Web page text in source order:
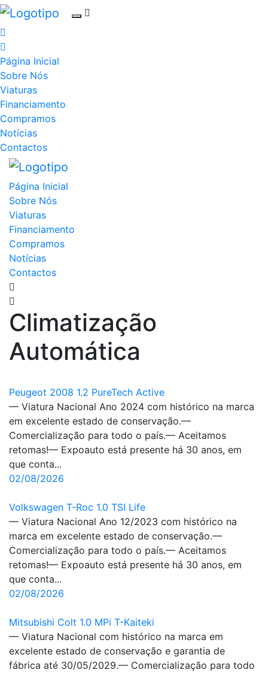
Página Inicial
Sobre Nós
Viaturas
Financiamento
Compramos
Notícias
Contactos
Página Inicial
Sobre Nós
Viaturas
Financiamento
Compramos
Notícias
Contactos
Climatização
Automática
Peugeot 2008 1.2 PureTech Active
— Viatura Nacional Ano 2024 com histórico na marca
em excelente estado de conservação.—
Comercialização para todo o país.— Aceitamos
retomas!— Expoauto está presente há 30 anos, em
que conta...
02/08/2026
Volkswagen T-Roc 1.0 TSI Life
— Viatura Nacional Ano 12/2023 com histórico na
marca em excelente estado de conservação.—
Comercialização para todo o país.— Aceitamos
retomas!— Expoauto está presente há 30 anos, em
que conta...
02/08/2026
Mitsubishi Colt 1.0 MPi T-Kaiteki
— Viatura Nacional com histórico na marca em
excelente estado de conservação e garantia de
fábrica até 30/05/2029.— Comercialização para todo